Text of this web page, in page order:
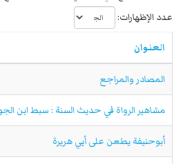
عدد الإظهارات:
العنوان
المصادر والمراجع
مشاهير الرواة في حديث السنة : سبط ابن
أبوحنيفة يطعن على أبي هريرة